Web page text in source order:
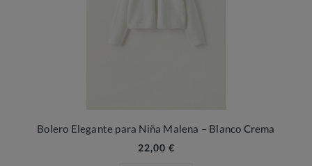
Bolero Elegante para Niña Malena – Blanco Crema
22,00 €